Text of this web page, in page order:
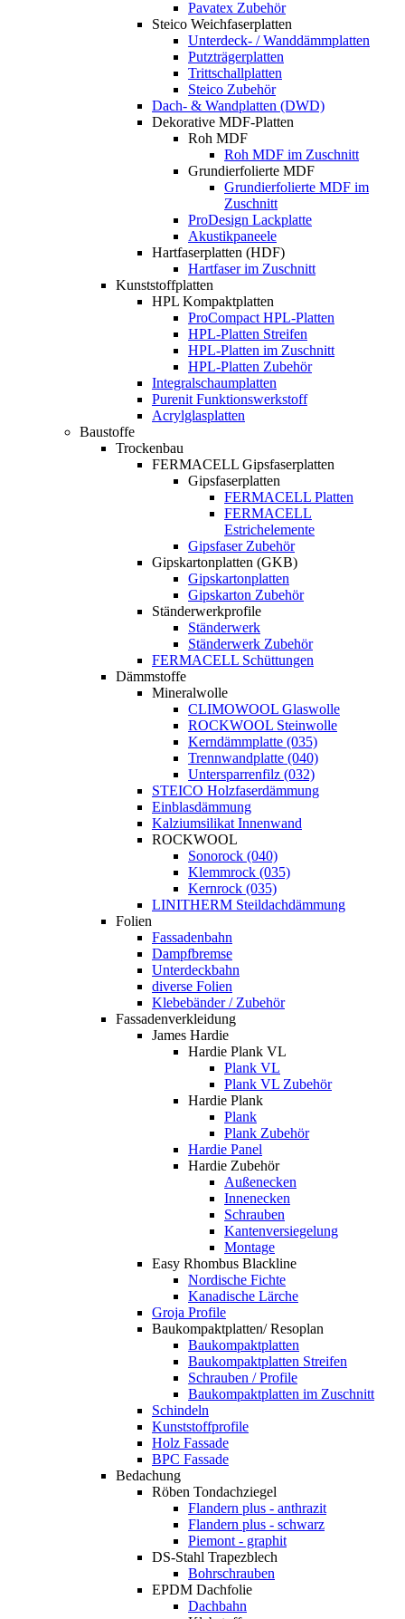
Pavatex Zubehör
Steico Weichfaserplatten
Unterdeck- / Wanddämmplatten
Putzträgerplatten
Trittschallplatten
Steico Zubehör
Dach- & Wandplatten (DWD)
Dekorative MDF-Platten
Roh MDF
Roh MDF im Zuschnitt
Grundierfolierte MDF
Grundierfolierte MDF im
Zuschnitt
ProDesign Lackplatte
Akustikpaneele
Hartfaserplatten (HDF)
Hartfaser im Zuschnitt
Kunststoffplatten
HPL Kompaktplatten
ProCompact HPL-Platten
HPL-Platten Streifen
HPL-Platten im Zuschnitt
HPL-Platten Zubehör
Integralschaumplatten
Purenit Funktionswerkstoff
Acrylglasplatten
Baustoffe
Trockenbau
FERMACELL Gipsfaserplatten
Gipsfaserplatten
FERMACELL Platten
FERMACELL
Estrichelemente
Gipsfaser Zubehör
Gipskartonplatten (GKB)
Gipskartonplatten
Gipskarton Zubehör
Ständerwerkprofile
Ständerwerk
Ständerwerk Zubehör
FERMACELL Schüttungen
Dämmstoffe
Mineralwolle
CLIMOWOOL Glaswolle
ROCKWOOL Steinwolle
Kerndämmplatte (035)
Trennwandplatte (040)
Untersparrenfilz (032)
STEICO Holzfaserdämmung
Einblasdämmung
Kalziumsilikat Innenwand
ROCKWOOL
Sonorock (040)
Klemmrock (035)
Kernrock (035)
LINITHERM Steildachdämmung
Folien
Fassadenbahn
Dampfbremse
Unterdeckbahn
diverse Folien
Klebebänder / Zubehör
Fassadenverkleidung
James Hardie
Hardie Plank VL
Plank VL
Plank VL Zubehör
Hardie Plank
Plank
Plank Zubehör
Hardie Panel
Hardie Zubehör
Außenecken
Innenecken
Schrauben
Kantenversiegelung
Montage
Easy Rhombus Blackline
Nordische Fichte
Kanadische Lärche
Groja Profile
Baukompaktplatten/ Resoplan
Baukompaktplatten
Baukompaktplatten Streifen
Schrauben / Profile
Baukompaktplatten im Zuschnitt
Schindeln
Kunststoffprofile
Holz Fassade
BPC Fassade
Bedachung
Röben Tondachziegel
Flandern plus - anthrazit
Flandern plus - schwarz
Piemont - graphit
DS-Stahl Trapezblech
Bohrschrauben
EPDM Dachfolie
Dachbahn